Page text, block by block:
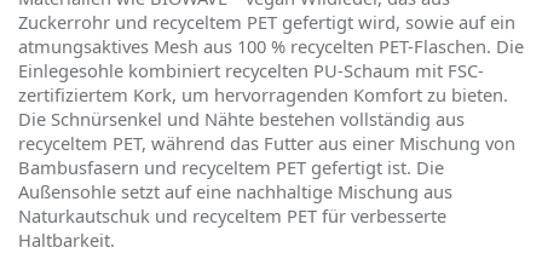
Zuckerrohr und recyceltem PET gefertigt wird, sowie auf ein
atmungsaktives Mesh aus 100 % recycelten PET-Flaschen. Die
Einlegesohle kombiniert recycelten PU-Schaum mit FSC-
zertifiziertem Kork, um hervorragenden Komfort zu bieten.
Die Schnürsenkel und Nähte bestehen vollständig aus
recyceltem PET, während das Futter aus einer Mischung von
Bambusfasern und recyceltem PET gefertigt ist. Die
Außensohle setzt auf eine nachhaltige Mischung aus
Naturkautschuk und recyceltem PET für verbesserte
Haltbarkeit.